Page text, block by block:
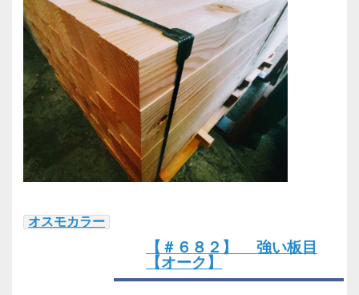
オスモカラー
【＃６８２】 強い板目
【オーク】